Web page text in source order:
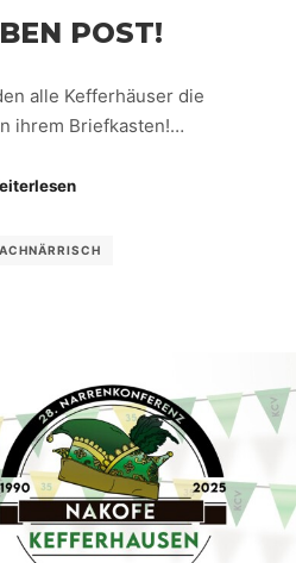
POST!
alle Kefferhäuser die
ihrem Briefkasten!…